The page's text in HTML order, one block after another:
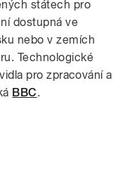
státech pro
dostupná ve
nebo v zemích
Technologické
pro zpracování a
BBC.